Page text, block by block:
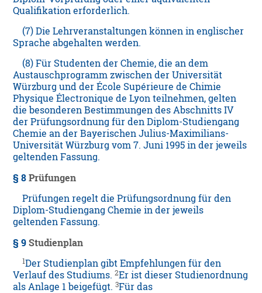
Qualifikation erforderlich.
(7) Die Lehrveranstaltungen können in englischer
Sprache abgehalten werden.
(8) Für Studenten der Chemie, die an dem
Austauschprogramm zwischen der Universität
Würzburg und der École Supérieure de Chimie
Physique Électronique de Lyon teilnehmen, gelten
die besonderen Bestimmungen des Abschnitts IV
der Prüfungsordnung für den Diplom-Studiengang
Chemie an der Bayerischen Julius-Maximilians-
Universität Würzburg vom 7. Juni 1995 in der jeweils
geltenden Fassung.
§ 8 Prüfungen
Prüfungen regelt die Prüfungsordnung für den
Diplom-Studiengang Chemie in der jeweils
geltenden Fassung.
§ 9 Studienplan
1Der Studienplan gibt Empfehlungen für den
Verlauf des Studiums.2Er ist dieser Studienordnung
als Anlage 1 beigefügt.3Für das